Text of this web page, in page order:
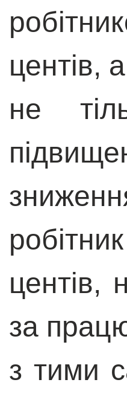
центів,
не
центів,
за
з тими